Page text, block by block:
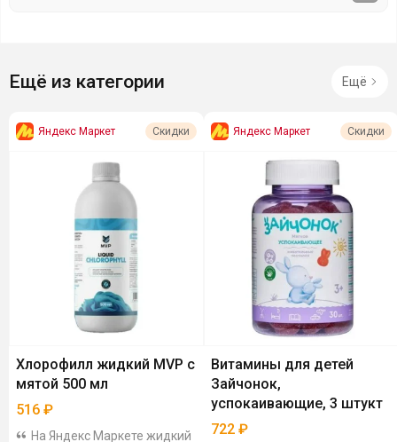
Ещё из категории Ещё
Яндекс Маркет Скидки
Хлорофилл жидкий MVP с
мятой 500 мл
516 ₽
На Яндекс Маркете жидкий
Яндекс Маркет Скидки
Витамины для детей
Зайчонок,
успокаивающие, 3 штукт
722 ₽